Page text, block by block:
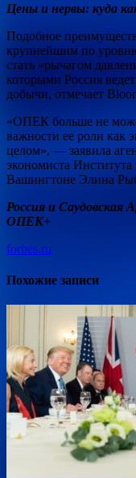
Цены и нервы: куда
Подобное
крупнейшим по
стать «рычагом
которыми Россия
добычи, отмечает
«ОПЕК больше не
важности ее роли как
целом», — заявила
экономиста
Вашингтоне Элина
Россия и Саудовская
ОПЕК+
forbes.ru
Похожие записи